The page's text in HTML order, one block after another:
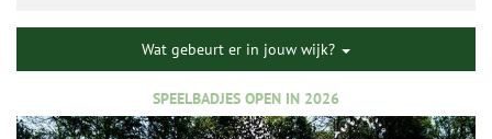
Wat gebeurt er in jouw wijk?
SPEELBADJES OPEN IN 2026